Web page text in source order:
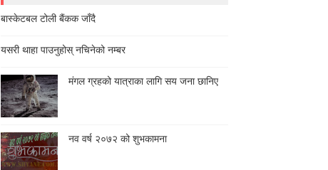
बास्केटबल टोली बैंकक जाँदै
यसरी थाहा पाउनुहोस् नचिनेको नम्बर
मंगल ग्रहको यात्राका लागि सय जना छानिए
नव वर्ष २०७२ को शुभकामना